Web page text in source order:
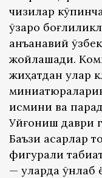
чизиқлар
ўзаро
анъанавий
жойлашади.
жиҳатдан улар
қисмини ва
Уйғониш даври
Баъзи асарлар
фигурали
— уларда ўнлаб